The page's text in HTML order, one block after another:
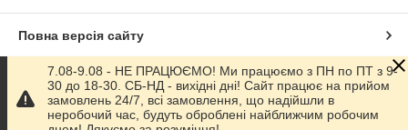
Повна версія сайту
Сайт створено на маркетплейсіProm.ua
Політика конфіденційності
7.08-9.08 - НЕ ПРАЦЮЄМО! Ми працюємо з ПН по ПТ з 9-
30 до 18-30. СБ-НД - вихідні дні! Сайт працює на прийом
замовлень 24/7, всі замовлення, що надійшли в
неробочий час, будуть оброблені найближчим робочим